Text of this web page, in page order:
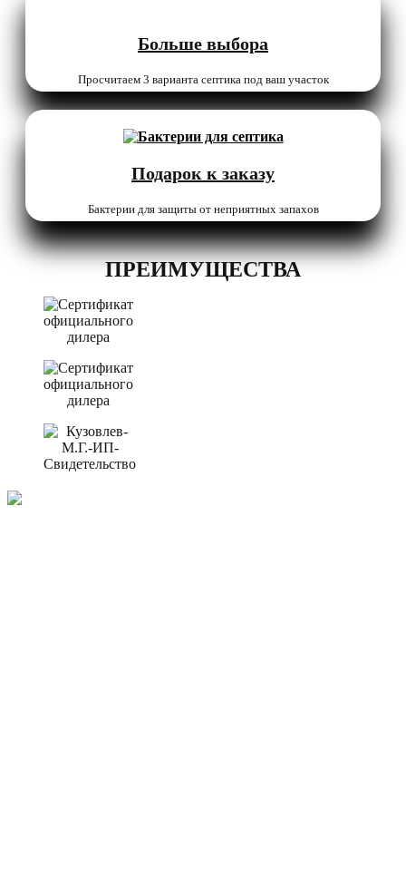
Больше выбора
Просчитаем 3 варианта септика под ваш участок
Подарок к заказу
Бактерии для защиты от неприятных запахов
ПРЕИМУЩЕСТВА